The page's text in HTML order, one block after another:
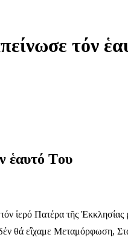
τόν
ἑαυτό Tου
ἱερό Πατέρα τῆς
δέν θά εἲχαμε Μεταμόρφωση,